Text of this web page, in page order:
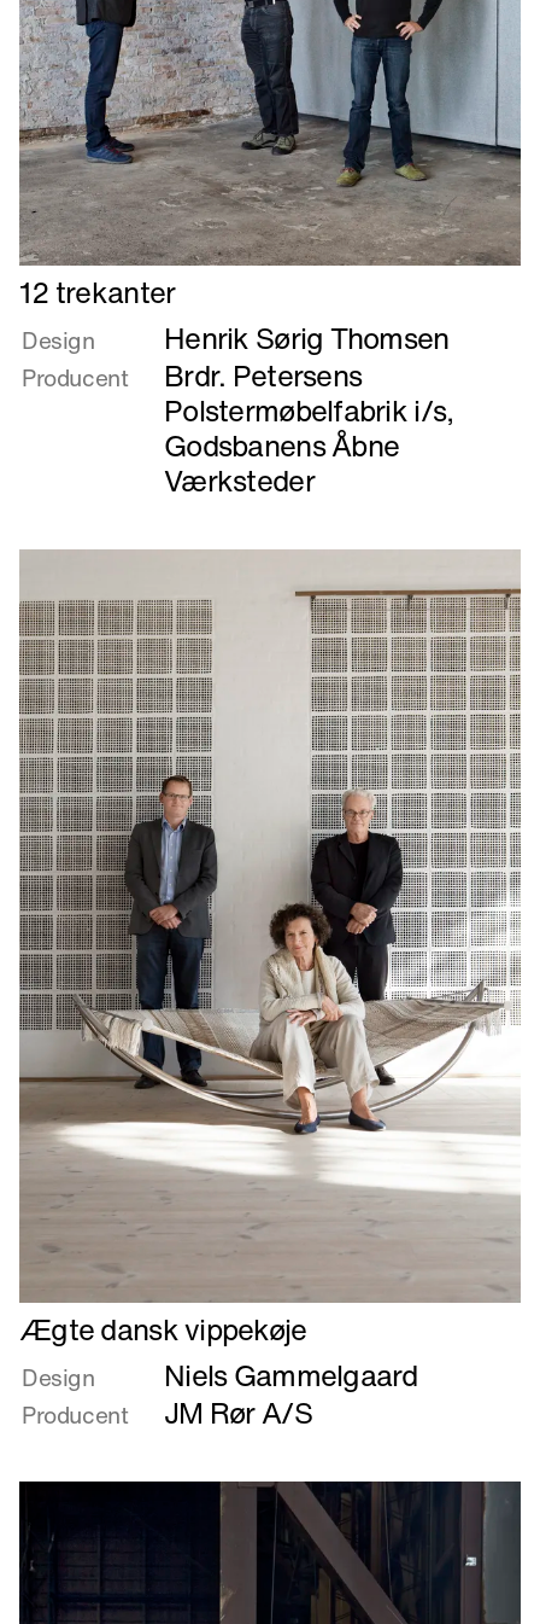
Læs
mere
om
12
trekanter
12 trekanter
Design Henrik Sørig Thomsen
Producent
Brdr. Petersens
Polstermøbelfabrik i/s,
Godsbanens Åbne
Værksteder
Læs
mere
om
Ægte
dansk
Ægte dansk vippekøje
Design Niels Gammelgaard
Producent JM Rør A/S